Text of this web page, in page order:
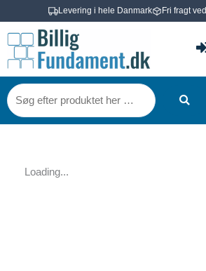
Levering i hele Danmark Fri fragt
til
Søg
efter
produktet
Loading...